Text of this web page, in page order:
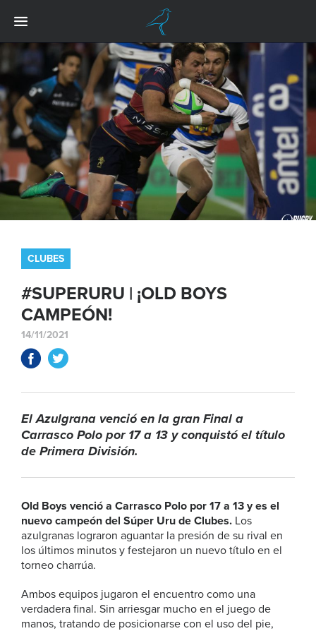
CLUBES
#SUPERURU | ¡OLD BOYS
CAMPEÓN!
14/11/2021
El Azulgrana venció en la gran Final a
Carrasco Polo por 17 a 13 y conquistó el título
de Primera División.
Old Boys venció a Carrasco Polo por 17 a 13 y es el
nuevo campeón del Súper Uru de Clubes. Los
azulgranas lograron aguantar la presión de su rival en
los últimos minutos y festejaron un nuevo título en el
torneo charrúa.
Ambos equipos jugaron el encuentro como una
verdadera final. Sin arriesgar mucho en el juego de
manos, tratando de posicionarse con el uso del pie,